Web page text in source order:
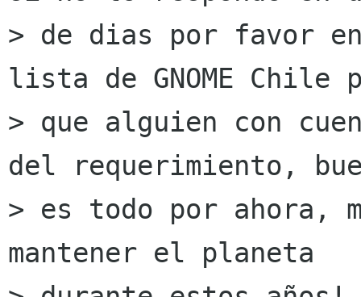
> de dias por favor
lista de GNOME Chile
> que alguien con
del requerimiento,
> es todo por ahora,
mantener el planeta